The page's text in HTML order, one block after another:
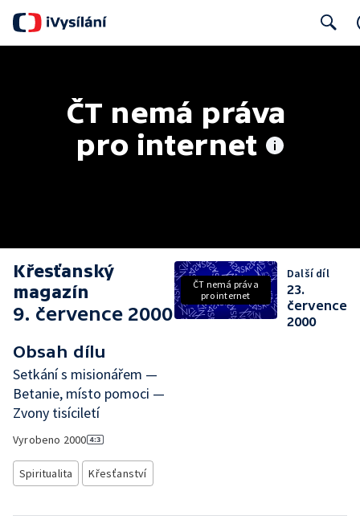
ČT nemá práva
pro internet
Křesťanský
magazín
9. července 2000
Obsah dílu
Setkání s misionářem —
Betanie, místo pomoci —
Zvony tisíciletí
Vyrobeno 2000
Spiritualita Křesťanství
ČT nemá práva
pro internet
Další díl
23.
července
2000